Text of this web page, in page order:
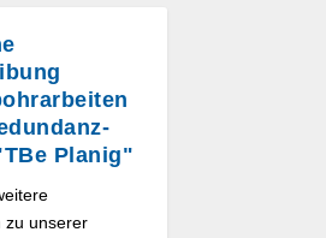
Planig"
zu unserer